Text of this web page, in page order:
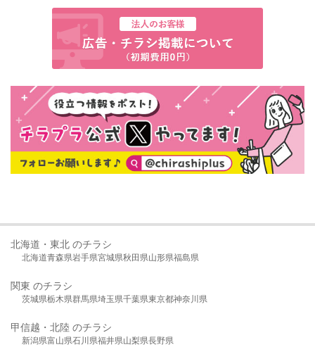
北海道・東北 のチラシ
北海道青森県岩手県宮城県秋田県山形県福島県
関東 のチラシ
茨城県栃木県群馬県埼玉県千葉県東京都神奈川県
甲信越・北陸 のチラシ
新潟県富山県石川県福井県山梨県長野県